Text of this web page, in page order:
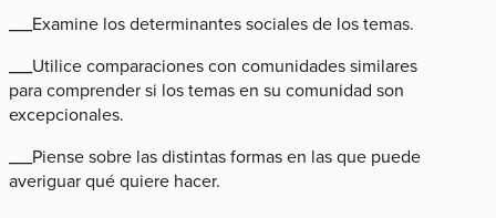
___Examine los determinantes sociales de los temas.
___Utilice comparaciones con comunidades similares
para comprender si los temas en su comunidad son
excepcionales.
___Piense sobre las distintas formas en las que puede
averiguar qué quiere hacer.